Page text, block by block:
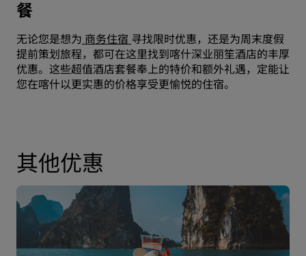
餐
无论您是想为 商务住宿 寻找限时优惠，还是为周末度假
提前策划旅程，都可在这里找到喀什深业丽笙酒店的丰厚
优惠。这些超值酒店套餐奉上的特价和额外礼遇，定能让
您在喀什以更实惠的价格享受更愉悦的住宿。
其他优惠